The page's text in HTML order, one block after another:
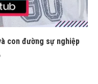
con đường sự nghiệp